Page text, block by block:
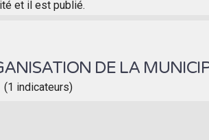
et il est publié.
DE LA
(1 indicateurs)